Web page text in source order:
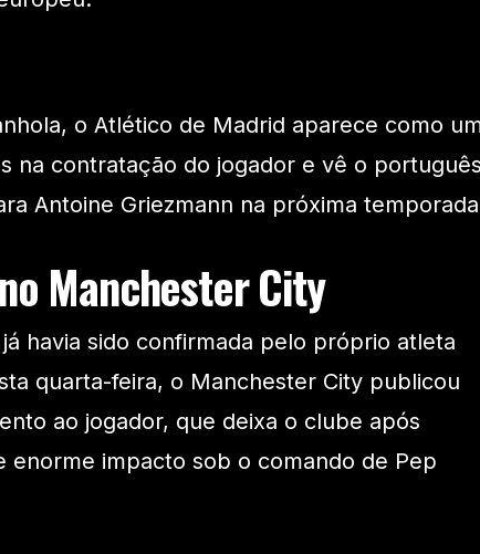
o Atlético de Madrid aparece como
na contratação do jogador e vê o
Antoine Griezmann na próxima
Manchester City
havia sido confirmada pelo próprio atleta
quarta-feira, o Manchester City publicou
ao jogador, que deixa o clube após
enorme impacto sob o comando de Pep